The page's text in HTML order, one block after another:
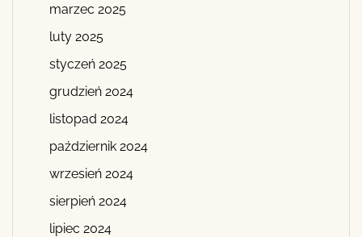
marzec 2025
luty 2025
styczeń 2025
grudzień 2024
listopad 2024
październik 2024
wrzesień 2024
sierpień 2024
lipiec 2024